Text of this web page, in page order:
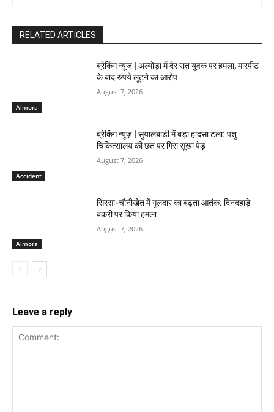
RELATED ARTICLES
Almora
ब्रेकिंग न्यूज | अल्मोड़ा में देर रात युवक पर हमला, मारपीट
के बाद रुपये लूटने का आरोप
August 7, 2026
Accident
ब्रेकिंग न्यूज़ | सुयालबाड़ी में बड़ा हादसा टला: पशु
चिकित्सालय की छत पर गिरा सूखा पेड़
August 7, 2026
Almora
सिरसा-चौनीखेत में गुलदार का बढ़ता आतंक: दिनदहाड़े
बकरी पर किया हमला
August 7, 2026
Leave a reply